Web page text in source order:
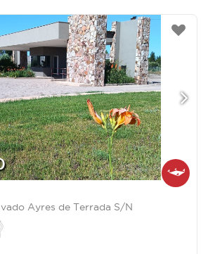
Ayres de Terrada S/N